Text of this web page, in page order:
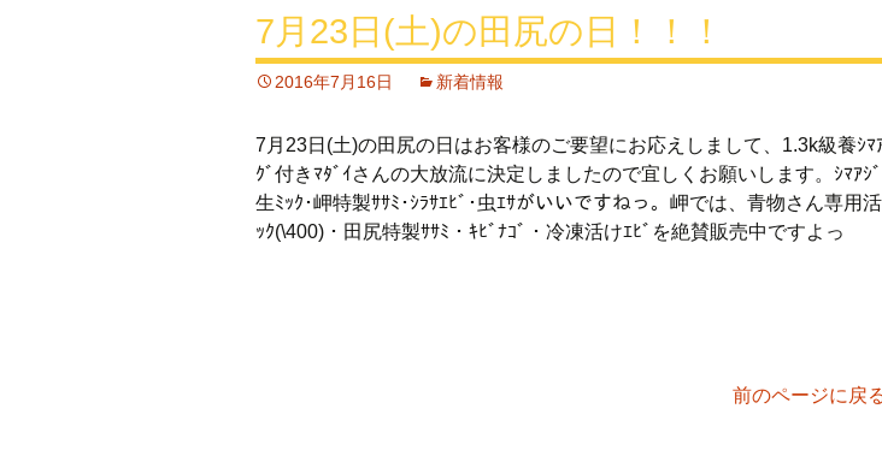
7月23日(土)の田尻の日！！！
2016年7月16日 新着情報
7月23日(土)の田尻の日はお客様のご要望にお応えしまして、1.3k級養ｼﾏ
ｸﾞ付きﾏﾀﾞｲさんの大放流に決定しましたので宜しくお願いします。ｼﾏｱｼﾞ
生ﾐｯｸ･岬特製ｻｻﾐ･ｼﾗｻｴﾋﾞ･虫ｴｻがいいですねっ。岬では、青物さん専用
ｯｸ(\400)・田尻特製ｻｻﾐ・ｷﾋﾞﾅｺﾞ・冷凍活けｴﾋﾞを絶賛販売中ですよっ
前のページに戻